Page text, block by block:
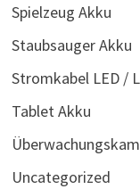
Spielzeug Akku
Staubsauger Akku
Stromkabel LED /
Tablet Akku
Uncategorized